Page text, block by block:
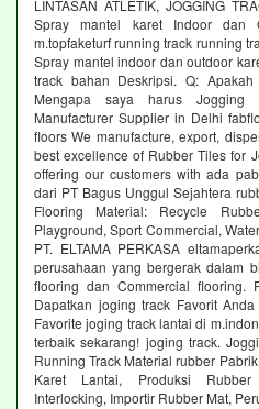
LINTASAN ATLETIK, JOGGING
Spray mantel karet Indoor dan
m.topfaketurf running track running
Spray mantel indoor dan outdoor
track bahan Deskripsi. Q:
Mengapa saya harus Jogging
Manufacturer Supplier in Delhi
floors We manufacture, export,
best excellence of Rubber Tiles for
offering our customers with ada
dari PT Bagus Unggul Sejahtera
Flooring Material: Recycle
Playground, Sport Commercial,
PT. ELTAMA PERKASA
perusahaan yang bergerak dalam
flooring dan Commercial flooring.
Dapatkan joging track Favorit
Favorite joging track lantai di
terbaik sekarang! joging track.
Running Track Material rubber
Karet Lantai, Produksi
Interlocking, Importir Rubber Mat,